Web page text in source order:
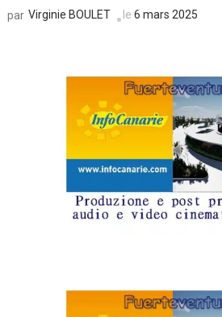
par Virginie BOULET le 6 mars 2025